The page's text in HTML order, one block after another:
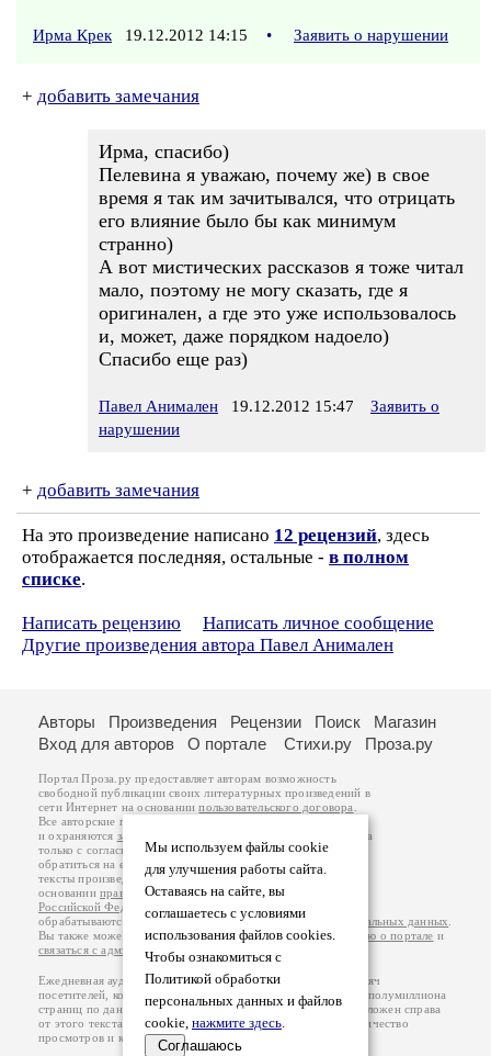
Ирма Крек 19.12.2012 14:15 • Заявить о нарушении
+ добавить замечания
Ирма, спасибо)
Пелевина я уважаю, почему же) в свое
время я так им зачитывался, что отрицать
его влияние было бы как минимум
странно)
А вот мистических рассказов я тоже читал
мало, поэтому не могу сказать, где я
оригинален, а где это уже использовалось
и, может, даже порядком надоело)
Спасибо еще раз)
Павел Анимален 19.12.2012 15:47
Заявить о
нарушении
+ добавить замечания
На это произведение написано 12 рецензий, здесь
отображается последняя, остальные - в полном
списке.
Написать рецензию
Написать личное сообщение
Другие произведения автора Павел Анимален
Мы используем файлы cookie
для улучшения работы сайта.
Оставаясь на сайте, вы
соглашаетесь с условиями
использования файлов cookies.
Чтобы ознакомиться с
Политикой обработки
персональных данных и файлов
cookie, нажмите здесь.
Соглашаюсь
Авторы Произведения Рецензии Поиск
Магазин
Вход для авторов
О портале Стихи.ру Проза.ру
Портал Проза.ру предоставляет авторам возможность
свободной публикации своих литературных произведений в
сети Интернет на основаниипользовательского договора
Все авторские права на произведения принадлежат авторам
и охраняются законом
. Перепечатка произведений возможна
только с согласия его автора, к которому вы можете
обратиться на его авторской странице. Ответственность за
тексты произведений авторы несут самостоятельно на
основанииправил публикацииизаконодательства
Российской Федерации
обрабатываются на основанииПолитики обработки персональных данных
Вы также можете посмотреть более подробнуюинформацию о портале и
связаться с администрацией
Ежедневная аудитория портала Проза.ру – порядка 100 тысяч
посетителей, которые в общей сумме просматривают более полумиллиона
страниц по данным счетчика посещаемости, который расположен справа
от этого текста. В каждой графе указано по две цифры: количество
просмотров и количество посетителей.